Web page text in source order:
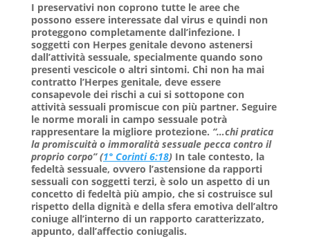
I preservativi non coprono tutte le aree che
possono essere interessate dal virus e quindi non
proteggono completamente dall’infezione. I
soggetti con Herpes genitale devono astenersi
dall’attività sessuale, specialmente quando sono
presenti vescicole o altri sintomi. Chi non ha mai
contratto l’Herpes genitale, deve essere
consapevole dei rischi a cui si sottopone con
attività sessuali promiscue con più partner. Seguire
le norme morali in campo sessuale potrà
rappresentare la migliore protezione. “…chi pratica
la promiscuità o immoralità sessuale pecca contro il
proprio corpo” (1° Corinti 6:18) In tale contesto, la
fedeltà sessuale, ovvero l’astensione da rapporti
sessuali con soggetti terzi, è solo un aspetto di un
concetto di fedeltà più ampio, che si costruisce sul
rispetto della dignità e della sfera emotiva dell’altro
coniuge all’interno di un rapporto caratterizzato,
appunto, dall’affectio coniugalis.